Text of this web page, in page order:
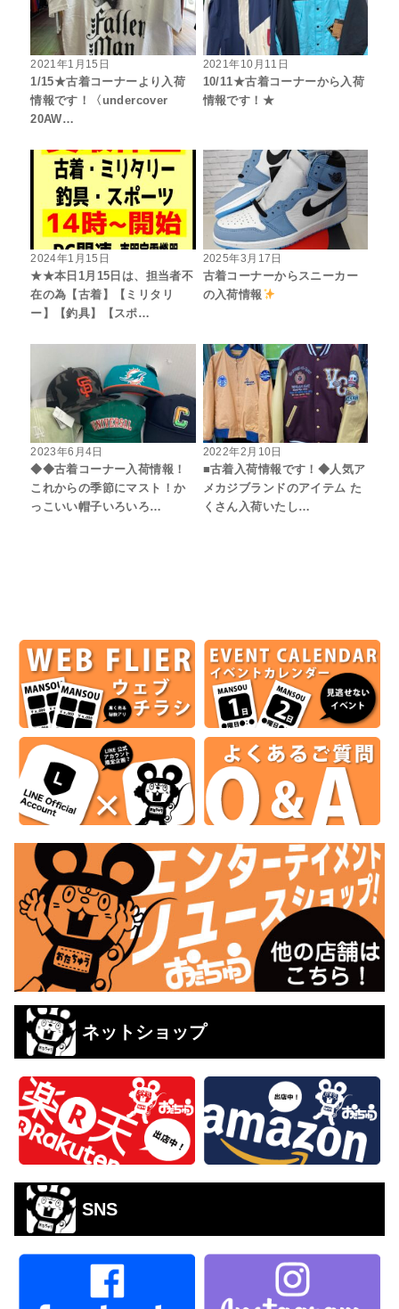
2021年1月15日
1/15★古着コーナーより入荷
情報です！〈undercover
20AW…
2021年10月11日
10/11★古着コーナーから入荷
情報です！★
2024年1月15日
★★本日1月15日は、担当者不
在の為【古着】【ミリタリ
ー】【釣具】【スポ…
2025年3月17日
古着コーナーからスニーカー
の入荷情報
2023年6月4日
◆◆古着コーナー入荷情報！
これからの季節にマスト！か
っこいい帽子いろいろ…
2022年2月10日
■古着入荷情報です！◆人気ア
メカジブランドのアイテム た
くさん入荷いたし…
ネットショップ
SNS